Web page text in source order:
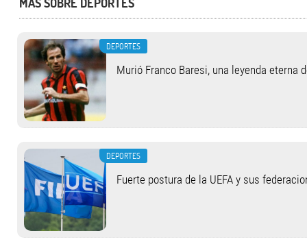
DEPORTES
Murió Franco Baresi, una leyenda eterna
DEPORTES
Fuerte postura de la UEFA y sus